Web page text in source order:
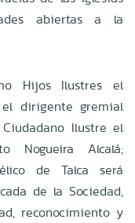
abiertas a la
Hijos Ilustres el
dirigente gremial
Ciudadano Ilustre el
Nogueira Alcalá;
de Talca será
de la Sociedad,
reconocimiento y